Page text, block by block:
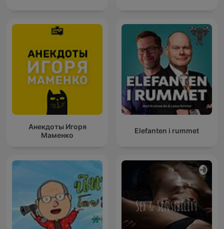
Анекдоты Игоря
Маменко
Elefanten i rummet